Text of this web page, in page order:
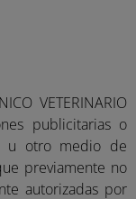
VETERINARIO
publicitarias o
u otro medio de
previamente no
autorizadas por